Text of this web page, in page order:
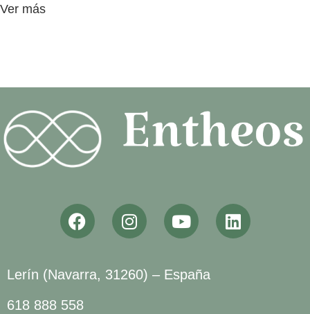
Ver más
Lerín (Navarra, 31260) – España
618 888 558